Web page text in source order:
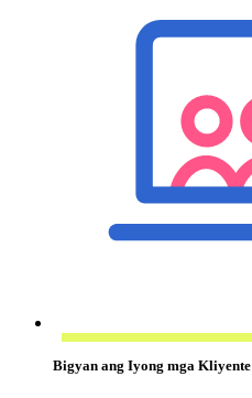
Bigyan ang Iyong mga Kliyente